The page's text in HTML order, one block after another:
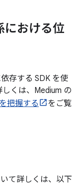
における位
存する SDK を使
くは、Medium の
把握する
をご覧
て詳しくは、以下